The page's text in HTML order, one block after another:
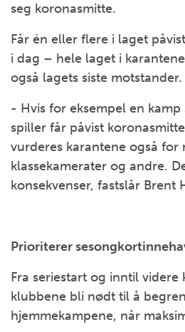
seg koronasmitte.
Får én eller flere i laget
i dag – hele laget i
også lagets siste motstander.
- Hvis for eksempel en
spiller får påvist
vurderes karantene også for
klassekamerater og andre.
konsekvenser, fastslår Brent
Prioriterer
Fra seriestart og inntil videre
klubbene bli nødt til å
hjemmekampene, når